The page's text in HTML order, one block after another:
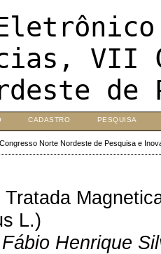
VII
de
CADASTRO PESQUISA
Norte Nordeste de Pesquisa e
L.)
Henrique